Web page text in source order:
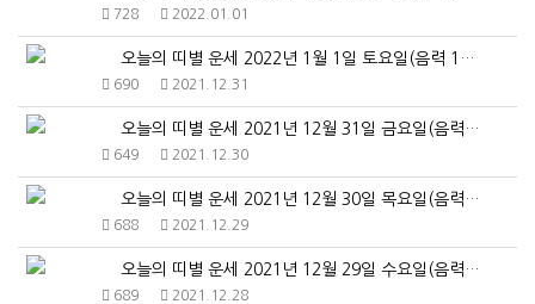
728 2022.01.01
오늘의 띠별 운세 2022년 1월 1일 토요일(음력 1…
690 2021.12.31
오늘의 띠별 운세 2021년 12월 31일 금요일(음력…
649 2021.12.30
오늘의 띠별 운세 2021년 12월 30일 목요일(음력…
688 2021.12.29
오늘의 띠별 운세 2021년 12월 29일 수요일(음력…
689 2021.12.28